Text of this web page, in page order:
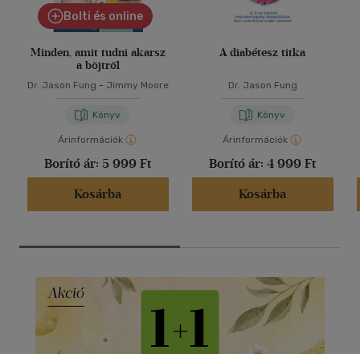
Bolti és online
Minden, amit tudni akarsz
a böjtről
Dr. Jason Fung - Jimmy Moore
Könyv
Árinformációk
Borító ár: 5 999 Ft
Kosárba
A diabétesz titka
Dr. Jason Fung
Könyv
Árinformációk
Borító ár: 4 999 Ft
Kosárba